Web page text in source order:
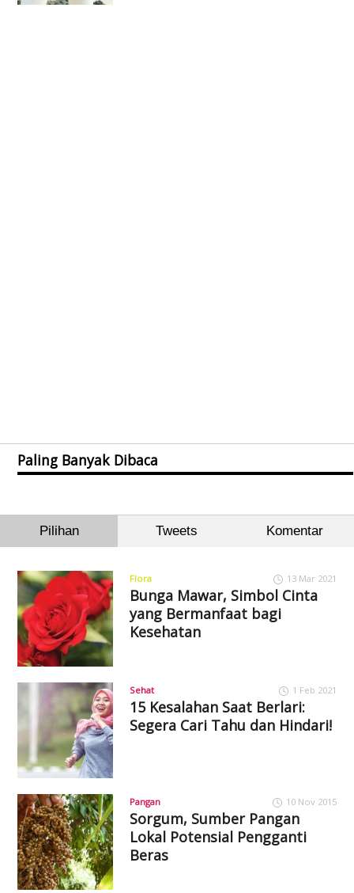
Paling Banyak Dibaca
Pilihan Tweets Komentar
Flora 13 Mar 2021
Bunga Mawar, Simbol Cinta
yang Bermanfaat bagi
Kesehatan
Sehat 1 Feb 2021
15 Kesalahan Saat Berlari:
Segera Cari Tahu dan Hindari!
Pangan 10 Nov 2015
Sorgum, Sumber Pangan
Lokal Potensial Pengganti
Beras